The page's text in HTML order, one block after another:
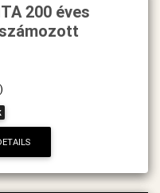
200 éves